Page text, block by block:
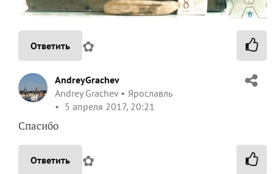
Ответить ✿
AndreyGrachev
Andrey Grachev
Ярославль
5 апреля 2017, 20:21
Спасибо
Ответить ✿